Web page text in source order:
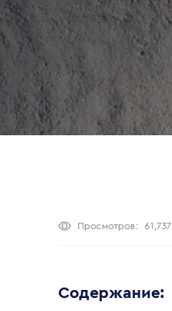
Просмотров: 61,737
Содержание: